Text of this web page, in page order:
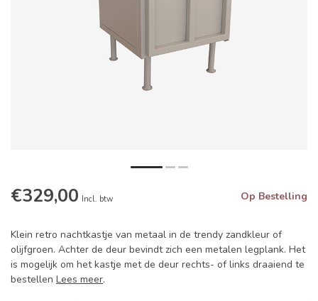
€329,00 Incl. btw Op Bestelling
Klein retro nachtkastje van metaal in de trendy zandkleur of
olijfgroen. Achter de deur bevindt zich een metalen legplank. Het
is mogelijk om het kastje met de deur rechts- of links draaiend te
bestellen Lees meer.